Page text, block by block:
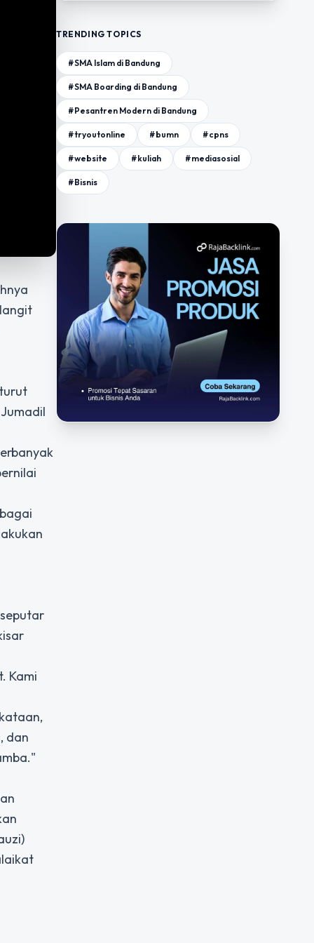
Kami
dan
TRENDING TOPICS
#SMA Islam di Bandung
#SMA Boarding di Bandung
#Pesantren Modern di Bandung
#tryoutonline #bumn #cpns
#website #kuliah #mediasosial
#Bisnis